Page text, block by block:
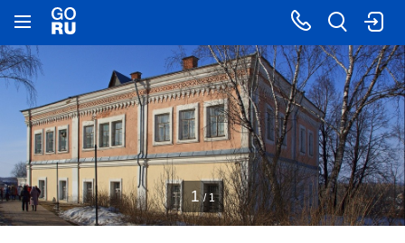
1 / 1